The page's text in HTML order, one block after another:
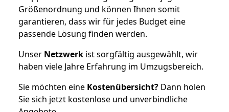
Größenordnung und können Ihnen somit
garantieren, dass wir für jedes Budget eine
passende Lösung finden werden.
Unser Netzwerk ist sorgfältig ausgewählt, wir
haben viele Jahre Erfahrung im Umzugsbereich.
Sie möchten eine Kostenübersicht? Dann holen
Sie sich jetzt kostenlose und unverbindliche